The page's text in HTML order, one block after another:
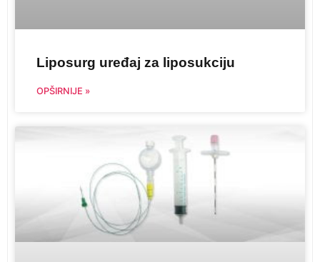
Liposurg uređaj za liposukciju
OPŠIRNIJE »